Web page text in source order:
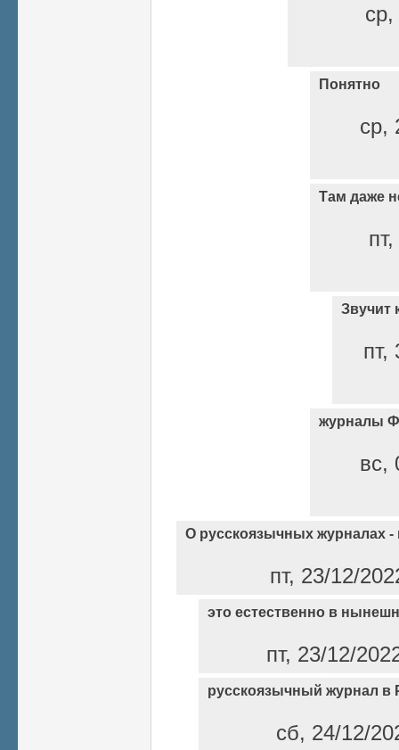
Понятно
ср,
Там даже
Звучит
пт,
журналы
вс,
О русскоязычных журналах
пт, 23/12/
это естественно в
пт, 23/12/
русскоязычный журнал в
сб, 24/12/